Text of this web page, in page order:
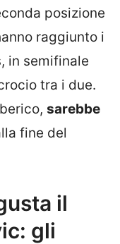
posizione
raggiunto i
in semifinale
tra i due.
sarebbe
fine del
il
gli